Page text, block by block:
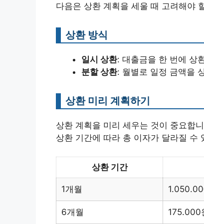
다음은 상환 계획을 세울 때 고려해야
상환 방식
일시 상환: 대출금을 한 번에 상
분할 상환: 월별로 일정 금액을
상환 미리 계획하기
상환 계획을 미리 세우는 것이 중요합
상환 기간에 따라 총 이자가 달라질 수
상환 기간
1개월
6개월 175.000